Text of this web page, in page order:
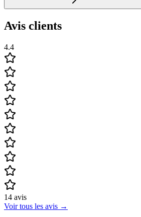
Avis clients
4.4
14 avis
Voir tous les avis →